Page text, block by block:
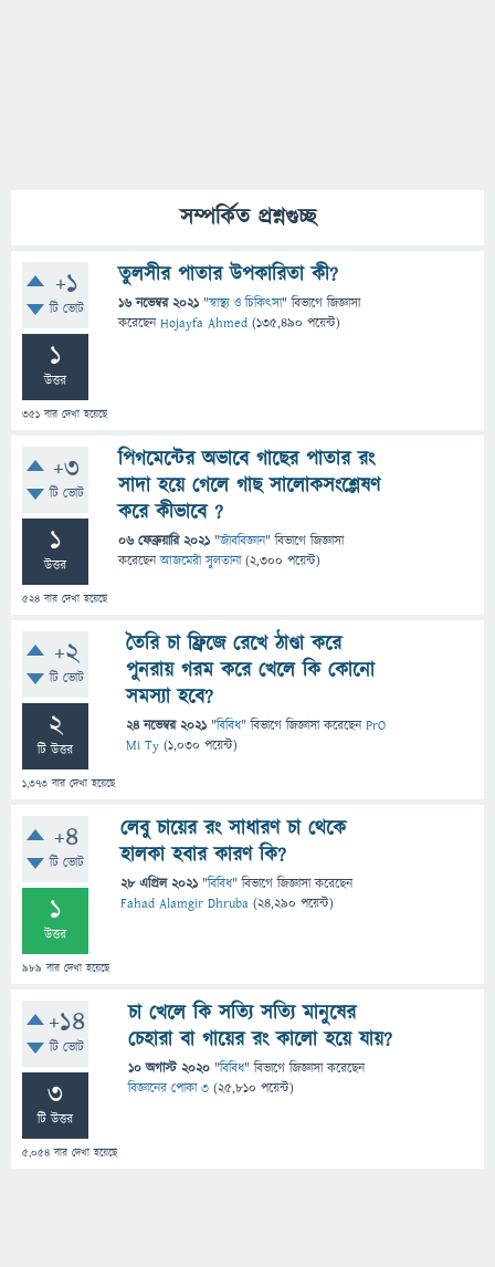
সম্পর্কিত প্রশ্নগুচ্ছ
+1
টি ভোট
1
উত্তর
351 বার দেখা হয়েছে
তুলসীর পাতার উপকারিতা কী?
16 নভেম্বর 2021 "স্বাস্থ্য ও চিকিৎসা" বিভাগে জিজ্ঞাসা
করেছেনHojayfa Ahmed (135,490 পয়েন্ট)
+3
টি ভোট
1
উত্তর
524 বার দেখা হয়েছে
পিগমেন্টের অভাবে গাছের পাতার রং
সাদা হয়ে গেলে গাছ সালোকসংশ্লেষণ
করে কীভাবে ?
06 ফেব্রুয়ারি 2021 "জীববিজ্ঞান" বিভাগে জিজ্ঞাসা
করেছেনআজমেরী সুলতানা (2,300 পয়েন্ট)
+2
টি ভোট
2
টি উত্তর
1,373 বার দেখা হয়েছে
তৈরি চা ফ্রিজে রেখে ঠাণ্ডা করে
পুনরায় গরম করে খেলে কি কোনো
সমস্যা হবে?
24 নভেম্বর 2021 "বিবিধ" বিভাগে জিজ্ঞাসাকরেছেনPrO
Mi Ty (1,030 পয়েন্ট)
+4
টি ভোট
1
উত্তর
989 বার দেখা হয়েছে
লেবু চায়ের রং সাধারণ চা থেকে
হালকা হবার কারণ কি?
28 এপ্রিল 2021 "বিবিধ" বিভাগে জিজ্ঞাসাকরেছেন
Fahad Alamgir Dhruba (24,290 পয়েন্ট)
+14
টি ভোট
3
টি উত্তর
5,054 বার দেখা হয়েছে
চা খেলে কি সত্যি সত্যি মানুষের
চেহারা বা গায়ের রং কালো হয়ে যায়?
10 অগাস্ট 2020 "বিবিধ" বিভাগে জিজ্ঞাসাকরেছেন
বিজ্ঞানের পোকা ৩ (25,810 পয়েন্ট)